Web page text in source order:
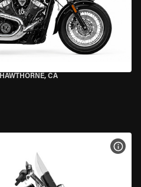
HAWTHORNE, CA